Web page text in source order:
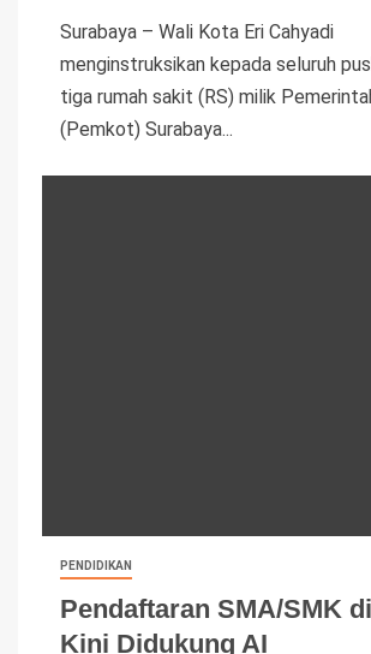
Surabaya – Wali Kota Eri Cahyadi
menginstruksikan kepada seluruh
tiga rumah sakit (RS) milik
(Pemkot) Surabaya...
PENDIDIKAN
Pendaftaran SMA/SMK
Kini Didukung AI